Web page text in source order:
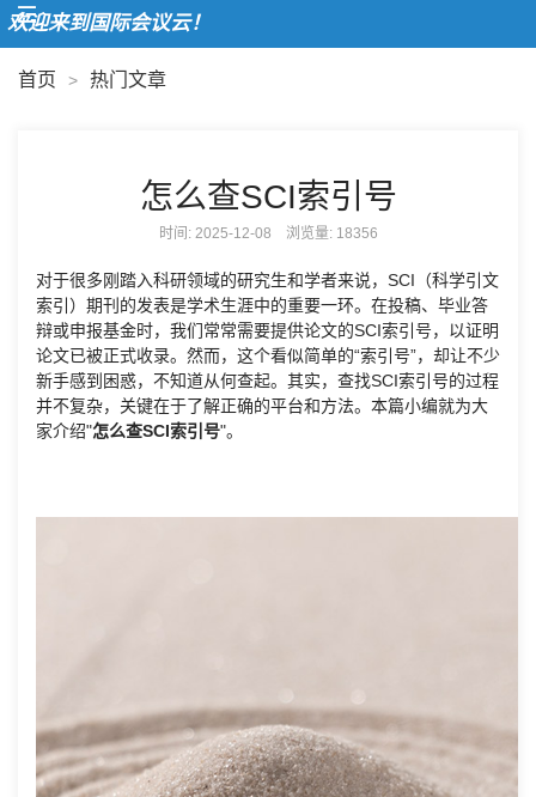
来到国际会议云！
首页 > 热门文章
怎么查SCI索引号
时间: 2025-12-08 浏览量: 18356
对于很多刚踏入科研领域的研究生和学者来说，SCI（科学引文
索引）期刊的发表是学术生涯中的重要一环。在投稿、毕业答
辩或申报基金时，我们常常需要提供论文的SCI索引号，以证明
论文已被正式收录。然而，这个看似简单的“索引号”，却让不少
新手感到困惑，不知道从何查起。其实，查找SCI索引号的过程
并不复杂，关键在于了解正确的平台和方法。本篇小编就为大
家介绍"怎么查SCI索引号"。